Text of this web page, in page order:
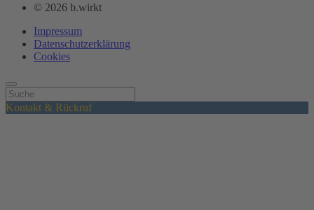
© 2026 b.wirkt
Impressum
Datenschutzerklärung
Cookies
Kontakt & Rückruf